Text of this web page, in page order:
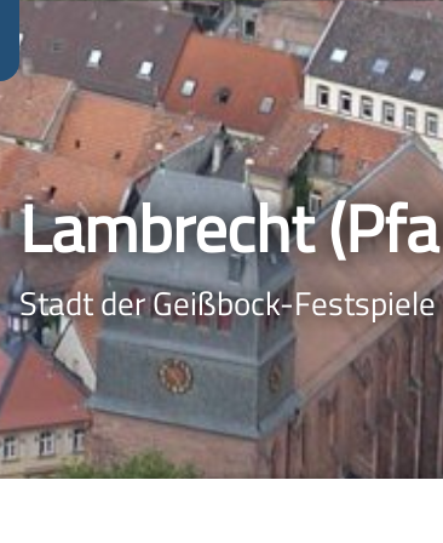
Lambrecht
Stadt der Geißbock-Festspiele